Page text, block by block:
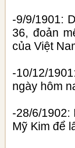
-9/9/1901:
36, đoản
của Việt
-10/12/
ngày hôm
-28/6/
Mỹ Kim để